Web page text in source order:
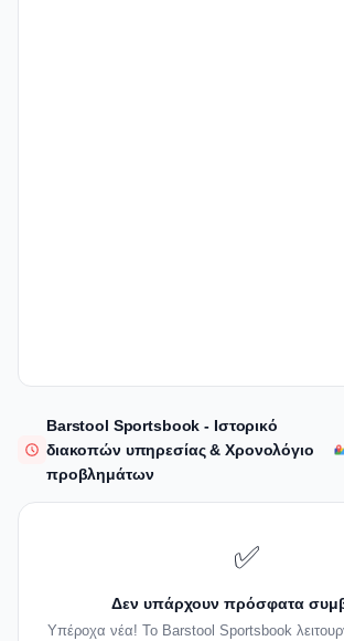
Barstool Sportsbook - Ιστορικό
διακοπών υπηρεσίας & Χρονολόγιο
προβλημάτων
✅
Δεν υπάρχουν πρόσφατα
Υπέροχα νέα! Το Barstool Sportsbook